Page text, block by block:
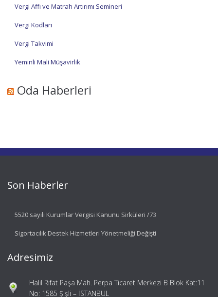
Vergi Affı ve Matrah Artırımı Semineri
Vergi Kodları
Vergi Takvimi
Yeminli Mali Müşavirlik
Oda Haberleri
Son Haberler
5520 sayılı Kurumlar Vergisi Kanunu Sirküleri /73
Sigortacılık Destek Hizmetleri Yönetmeliği Değişti
Adresimiz
Halil Rıfat Paşa Mah. Perpa Ticaret Merkezi B Blok Kat:11
No: 1585 Şişli – İSTANBUL